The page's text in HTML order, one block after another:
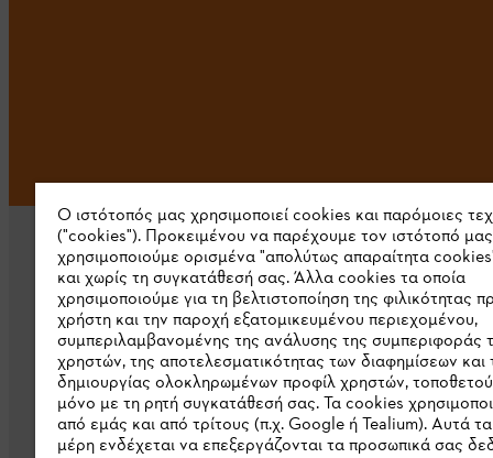
Εταιρεία
Σχετικά με εμάς
Λήψη καταλόγου
Ο ιστότοπός μας χρησιμοποιεί cookies και παρόμοιες
("cookies"). Προκειμένου να παρέχουμε τον ιστότοπό
χρησιμοποιούμε ορισμένα "απολύτως απαραίτητα
και χωρίς τη συγκατάθεσή σας. Άλλα cookies τα οποία
χρησιμοποιούμε για τη βελτιστοποίηση της φιλικότητας
χρήστη και την παροχή εξατομικευμένου περιεχομένου,
συμπεριλαμβανομένης της ανάλυσης της συμπεριφοράς
χρηστών, της αποτελεσματικότητας των διαφημίσεων και
δημιουργίας ολοκληρωμένων προφίλ χρηστών,
μόνο με τη ρητή συγκατάθεσή σας. Τα cookies
από εμάς και από τρίτους (π.χ. Google ή Tealium). Αυτά τα
μέρη ενδέχεται να επεξεργάζονται τα προσωπικά σας